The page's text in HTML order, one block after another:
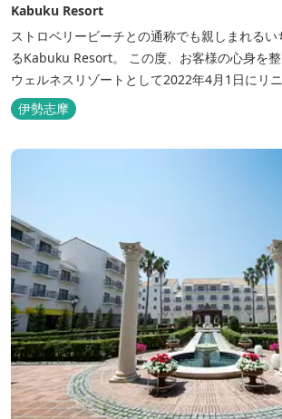
Kabuku Resort
ストロベリービーチとの通称でも親しまれる
るKabuku Resort。 この度、お客様の心身を
ウェルネスリゾートとして2022年4月1日にリ
いたしました。 フィンランド式ロウリュテント
に1張ずつ付属されたプランが登場。 「ととの
らに皆様に楽しんでもらえる空間となりました
伊勢志摩